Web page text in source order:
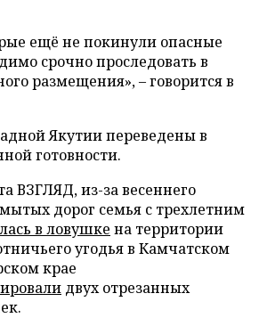
ещё не покинули опасные
срочно проследовать в
размещения», – говорится в
Якутии переведены в
готовности.
ВЗГЛЯД, из-за весеннего
дорог семья с трехлетним
в ловушке на территории
угодья в Камчатском
крае
двух отрезанных